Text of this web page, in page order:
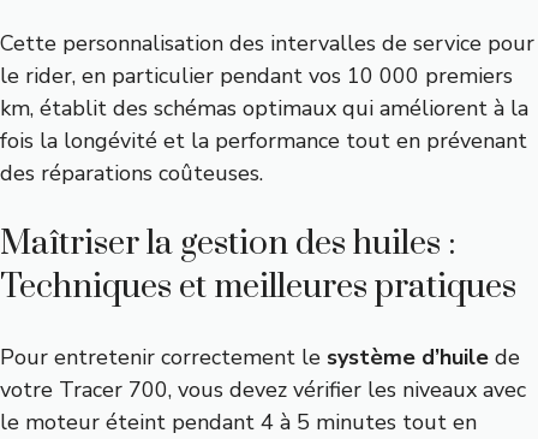
Cette personnalisation des intervalles de service pour
le rider, en particulier pendant vos 10 000 premiers
km, établit des schémas optimaux qui améliorent à la
fois la longévité et la performance tout en prévenant
des réparations coûteuses.
Maîtriser la gestion des huiles :
Techniques et meilleures pratiques
Pour entretenir correctement le système d’huile de
votre Tracer 700, vous devez vérifier les niveaux avec
le moteur éteint pendant 4 à 5 minutes tout en